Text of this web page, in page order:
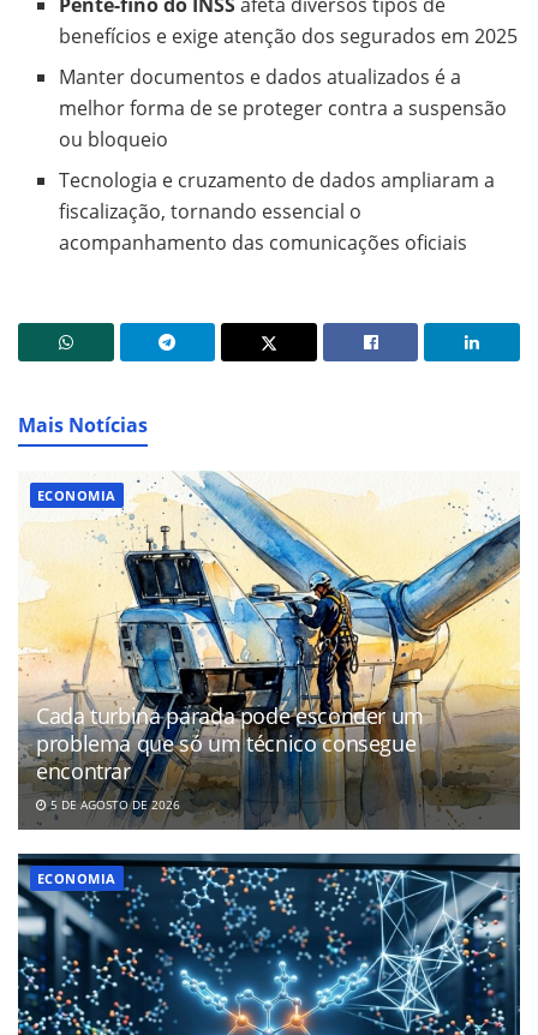
benefícios e exige atenção dos segurados em 2025
Manter documentos e dados atualizados é a
melhor forma de se proteger contra a suspensão
ou bloqueio
Tecnologia e cruzamento de dados ampliaram a
fiscalização, tornando essencial o
acompanhamento das comunicações oficiais
Mais Notícias
ECONOMIA
Cada turbina parada pode esconder um
problema que só um técnico consegue
encontrar
5 DE AGOSTO DE 2026
ECONOMIA